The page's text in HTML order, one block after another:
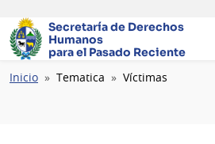
Secretaría de Derechos
Humanos
para el Pasado Reciente
Ruta
Inicio Tematica Víctimas